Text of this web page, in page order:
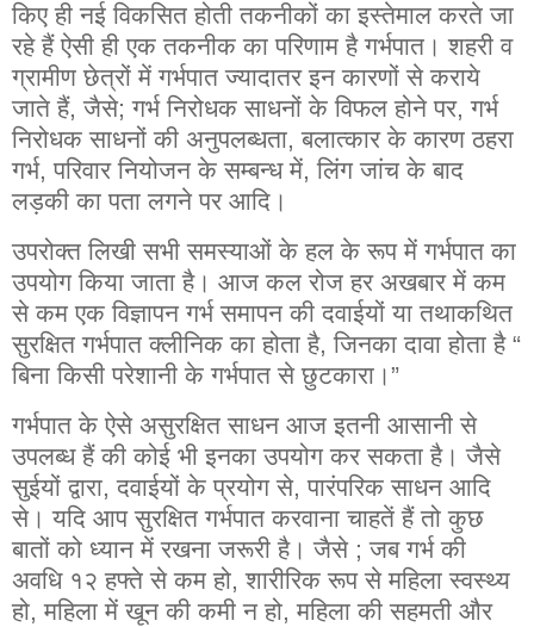
किए ही नई विकसित होती तकनीकों का इस्तेमाल करते जा
रहे हैं ऐसी ही एक तकनीक का परिणाम है गर्भपात। शहरी व
ग्रामीण छेत्रों में गर्भपात ज्यादातर इन कारणों से कराये
जाते हैं, जैसे; गर्भ निरोधक साधनों के विफल होने पर, गर्भ
निरोधक साधनों की अनुपलब्धता, बलात्कार के कारण ठहरा
गर्भ, परिवार नियोजन के सम्बन्ध में, लिंग जांच के बाद
लड़की का पता लगने पर आदि।
उपरोक्त लिखी सभी समस्याओं के हल के रूप में गर्भपात का
उपयोग किया जाता है। आज कल रोज हर अखबार में कम
से कम एक विज्ञापन गर्भ समापन की दवाईयों या तथाकथित
सुरक्षित गर्भपात क्लीनिक का होता है, जिनका दावा होता है “
बिना किसी परेशानी के गर्भपात से छुटकारा।”
गर्भपात के ऐसे असुरक्षित साधन आज इतनी आसानी से
उपलब्ध हैं की कोई भी इनका उपयोग कर सकता है। जैसे
सुईयों द्वारा, दवाईयों के प्रयोग से, पारंपरिक साधन आदि
से। यदि आप सुरक्षित गर्भपात करवाना चाहतें हैं तो कुछ
बातों को ध्यान में रखना जरूरी है। जैसे ; जब गर्भ की
अवधि १२ हफ्ते से कम हो, शारीरिक रूप से महिला स्वस्थ्य
हो, महिला में खून की कमी न हो, महिला की सहमती और